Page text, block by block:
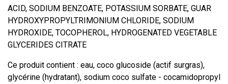
ACID, SODIUM BENZOATE, POTASSIUM SORBATE, GUAR
HYDROXYPROPYLTRIMONIUM CHLORIDE, SODIUM
HYDROXIDE, TOCOPHEROL, HYDROGENATED VEGETABLE
GLYCERIDES CITRATE
Ce produit contient : eau, coco glucoside (actif surgras),
glycérine (hydratant), sodium coco sulfate - cocamidopropyl